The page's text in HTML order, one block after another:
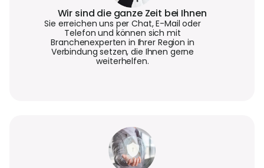
Wir sind die ganze Zeit bei Ihnen
Sie erreichen uns per Chat, E-Mail oder
Telefon und können sich mit
Branchenexperten in Ihrer Region in
Verbindung setzen, die Ihnen gerne
weiterhelfen.